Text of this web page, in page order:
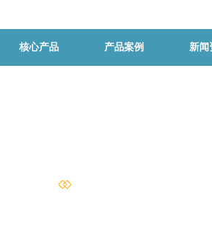
核心产品 产品案例 新闻